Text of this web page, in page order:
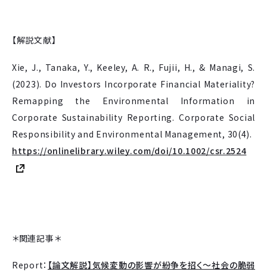
【解説文献】
Xie, J., Tanaka, Y., Keeley, A. R., Fujii, H., & Managi, S.
(2023). Do Investors Incorporate Financial Materiality?
Remapping the Environmental Information in
Corporate Sustainability Reporting. Corporate Social
Responsibility and Environmental Management, 30(4).
https://onlinelibrary.wiley.com/doi/10.1002/csr.2524
＊関連記事＊
Report： 【論文解説】気候変動の影響が紛争を招く～社会の脆弱